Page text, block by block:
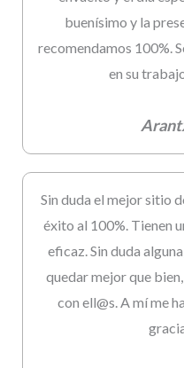
buenísimo y la
recomendamos 100%.
en su
Sin duda el mejor sitio
éxito al 100%. Tienen
eficaz. Sin duda
quedar mejor que
con ell@s. A mí me